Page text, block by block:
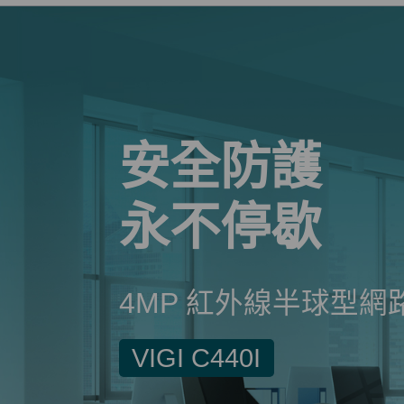
安全防護
永不停歇
4MP 紅外線半球型網
VIGI C440I